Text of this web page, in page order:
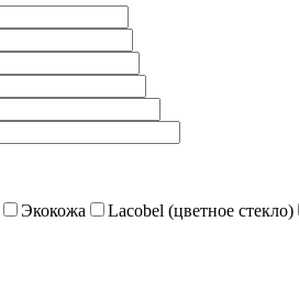
Экокожа Lacobel (цветное стекло)